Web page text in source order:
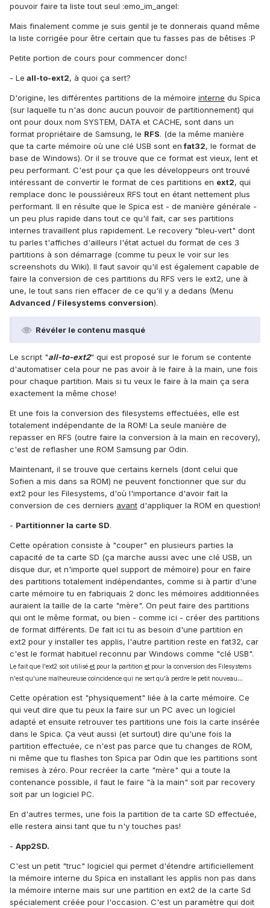
pouvoir faire ta liste tout seul :emo_im_angel:
Mais finalement comme je suis gentil je te donnerais quand même
la liste corrigée pour être certain que tu fasses pas de bêtises :P
Petite portion de cours pour commencer donc!
- Le all-to-ext2, à quoi ça sert?
D'origine, les différentes partitions de la mémoire interne du Spica
(sur laquelle tu n'as donc aucun pouvoir de partitionnement) qui
ont pour doux nom SYSTEM, DATA et CACHE, sont dans un
format propriétaire de Samsung, le RFS. (de la même manière
que ta carte mémoire où une clé USB sont enfat32, le format de
base de Windows). Or il se trouve que ce format est vieux, lent et
peu performant. C'est pour ça que les développeurs ont trouvé
intéressant de convertir le format de ces partitions en ext2, qui
remplace donc le poussiéreux RFS tout en étant nettement plus
performant. Il en résulte que le Spica est - de manière générale -
un peu plus rapide dans tout ce qu'il fait, car ses partitions
internes travaillent plus rapidement. Le recovery "bleu-vert" dont
tu parles t'affiches d'ailleurs l'état actuel du format de ces 3
partitions à son démarrage (comme tu peux le voir sur les
screenshots du Wiki). Il faut savoir qu'il est également capable de
faire la conversion de ces partitions du RFS vers le ext2, une à
une, le tout sans rien effacer de ce qu'il y a dedans (Menu
Advanced / Filesystems conversion).
Révéler le contenu masqué
Le script "all-to-ext2" qui est proposé sur le forum se contente
d'automatiser cela pour ne pas avoir à le faire à la main, une fois
pour chaque partition. Mais si tu veux le faire à la main ça sera
exactement la même chose!
Et une fois la conversion des filesystems effectuées, elle est
totalement indépendante de la ROM! La seule manière de
repasser en RFS (outre faire la conversion à la main en recovery),
c'est de reflasher une ROM Samsung par Odin.
Maintenant, il se trouve que certains kernels (dont celui que
Sofien a mis dans sa ROM) ne peuvent fonctionner que sur du
ext2 pour les Filesystems, d'où l'importance d'avoir fait la
conversion de ces derniers avant d'appliquer la ROM en question!
- Partitionner la carte SD.
Cette opération consiste à "couper" en plusieurs parties la
capacité de ta carte SD (ça marche aussi avec une clé USB, un
disque dur, et n'importe quel support de mémoire) pour en faire
des partitions totalement indépendantes, comme si à partir d'une
carte mémoire tu en fabriquais 2 donc les mémoires additionnées
auraient la taille de la carte "mère". On peut faire des partitions
qui ont le même format, ou bien - comme ici - créer des partitions
de format différents. De fait ici tu as besoin d'une partition en
ext2 pour y installer tes applis, l'autre partition reste en fat32, car
c'est le format habituel reconnu par Windows comme "clé USB".
Le fait que l'ext2 soit utilisé et pour la partition et pour la conversion des Filesystems
n'est qu'une malheureuse coïncidence qui ne sert qu'à perdre le petit nouveau...
Cette opération est "physiquement" liée à la carte mémoire. Ce
qui veut dire que tu peux la faire sur un PC avec un logiciel
adapté et ensuite retrouver tes partitions une fois la carte insérée
dans le Spica. Ça veut aussi (et surtout) dire qu'une fois la
partition effectuée, ce n'est pas parce que tu changes de ROM,
ni même que tu flashes ton Spica par Odin que les partitions sont
remises à zéro. Pour recréer la carte "mère" qui a toute la
contenance possible, il faut le faire "à la main" soit par recovery
soit par un logiciel PC.
En d'autres termes, une fois la partition de ta carte SD effectuée,
elle restera ainsi tant que tu n'y touches pas!
- App2SD.
C'est un petit "truc" logiciel qui permet d'étendre artificiellement
la mémoire interne du Spica en installant les applis non pas dans
la mémoire interne mais sur une partition en ext2 de la carte Sd
spécialement créée pour l'occasion. C'est un paramètre qui doit